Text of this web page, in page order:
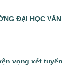
ĐẠI HỌC VĂN
vọng xét tuyển